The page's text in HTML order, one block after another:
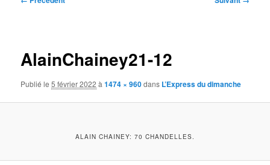
AlainChainey21-12
Publié le5 février 2022 à1474 × 960dans L’Express du dimanche
ALAIN CHAINEY: 70 CHANDELLES.